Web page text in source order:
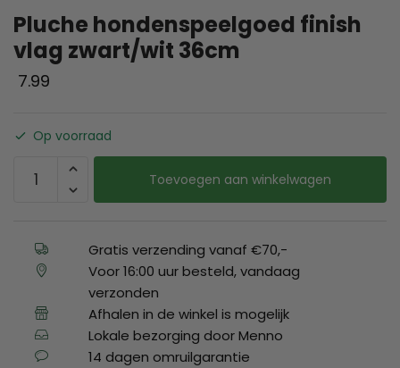
Pluche hondenspeelgoed finish
vlag zwart/wit 36cm
7.99
Op voorraad
Toevoegen aan winkelwagen
Gratis verzending vanaf €70,-
Voor 16:00 uur besteld, vandaag
verzonden
Afhalen in de winkel is mogelijk
Lokale bezorging door Menno
14 dagen omruilgarantie